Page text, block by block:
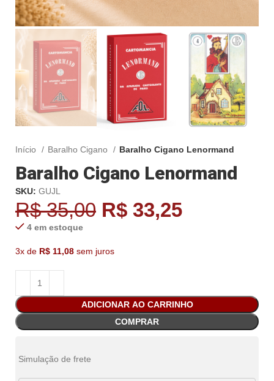
Início Baralho Cigano Baralho Cigano Lenormand
Baralho Cigano Lenormand
SKU: GUJL
R$35,00 R$ 33,25
4 em estoque
3x de R$ 11,08 sem juros
ADICIONAR AO CARRINHO
COMPRAR
Simulação de frete